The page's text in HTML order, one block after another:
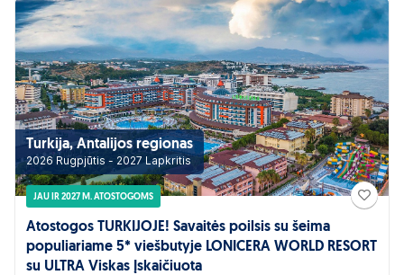
Turkija, Antalijos regionas
2026 Rugpjūtis - 2027 Lapkritis
JAU IR 2027 M. ATOSTOGOMS
Atostogos TURKIJOJE! Savaitės poilsis su šeima
populiariame 5* viešbutyje LONICERA WORLD RESORT
su ULTRA Viskas Įskaičiuota